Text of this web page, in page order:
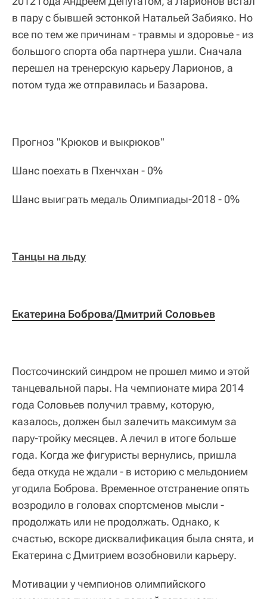
в пару с бывшей эстонкой Натальей Забияко. Но
все по тем же причинам - травмы и здоровье - из
большого спорта оба партнера ушли. Сначала
перешел на тренерскую карьеру Ларионов, а
потом туда же отправилась и Базарова.
Прогноз "Крюков и выкрюков"
Шанс поехать в Пхенчхан - 0%
Шанс выиграть медаль Олимпиады-2018 - 0%
Танцы на льду
Екатерина Боброва/Дмитрий Соловьев
Постсочинский синдром не прошел мимо и этой
танцевальной пары. На чемпионате мира 2014
года Соловьев получил травму, которую,
казалось, должен был залечить максимум за
пару-тройку месяцев. А лечил в итоге больше
года. Когда же фигуристы вернулись, пришла
беда откуда не ждали - в историю с мельдонием
угодила Боброва. Временное отстранение опять
возродило в головах спортсменов мысли -
продолжать или не продолжать. Однако, к
счастью, вскоре дисквалификация была снята, и
Екатерина с Дмитрием возобновили карьеру.
Мотивации у чемпионов олимпийского